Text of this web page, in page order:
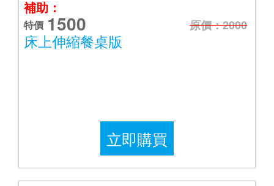
補助：
特價 1500
原價：2000
床上伸縮餐桌版
立即購買